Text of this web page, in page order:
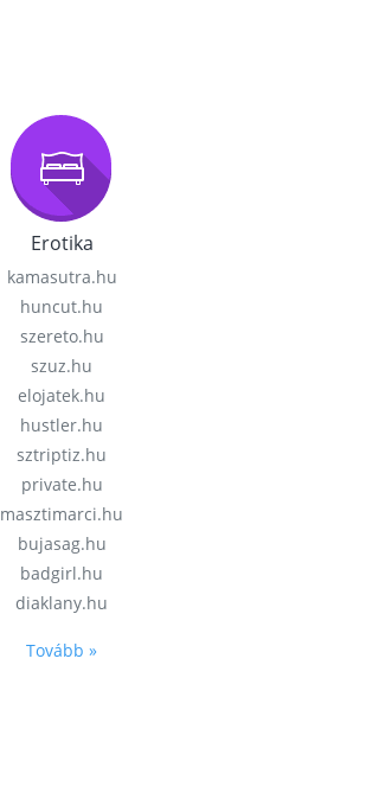
Erotika
kamasutra.hu
huncut.hu
szereto.hu
szuz.hu
elojatek.hu
hustler.hu
sztriptiz.hu
private.hu
masztimarci.hu
bujasag.hu
badgirl.hu
diaklany.hu
Tovább »